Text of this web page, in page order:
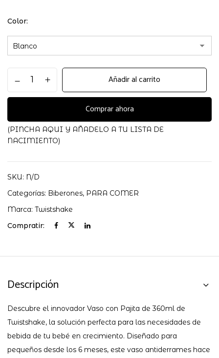
Color
STRAW
CUP
TWISTSHAKE
cantidad
Añadir al carrito
Comprar ahora
(PINCHA AQUI Y AÑADELO A TU LISTA DE
NACIMIENTO)
SKU: N/D
Categorías: Biberones, PARA COMER
Marca: Twistshake
Compratir:
Descripción
Descubre el innovador Vaso con Pajita de 360ml de
Twistshake, la solución perfecta para las necesidades de
bebida de tu bebé en crecimiento. Diseñado para
pequeños desde los 6 meses, este vaso antiderrames hace